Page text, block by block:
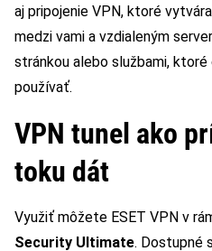
aj pripojenie VPN, ktoré
medzi vami a vzdialeným
stránkou alebo službami,
používať.
VPN tunel ako
toku dát
Využiť môžete ESET VPN v
Security Ultimate. Dostupné